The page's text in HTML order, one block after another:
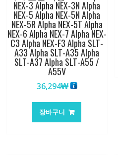
NEX-3 Alpha NEX-3N Alpha
NEX-5 Alpha NEX-5N Alpha
NEX-5R Alpha NEX-5T Alpha
NEX-6 Alpha NEX-7 Alpha NEX-
C3 Alpha NEX-F3 Alpha SLT-
A33 Alpha SLT-A35 Alpha
SLT-A37 Alpha SLT-A55 /
A55V
36,294₩
장바구니